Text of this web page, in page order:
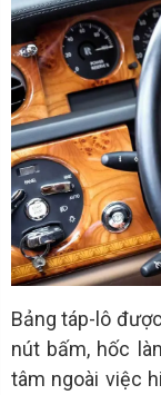
Bảng táp-lô
nút bấm, hốc
tâm ngoài việc